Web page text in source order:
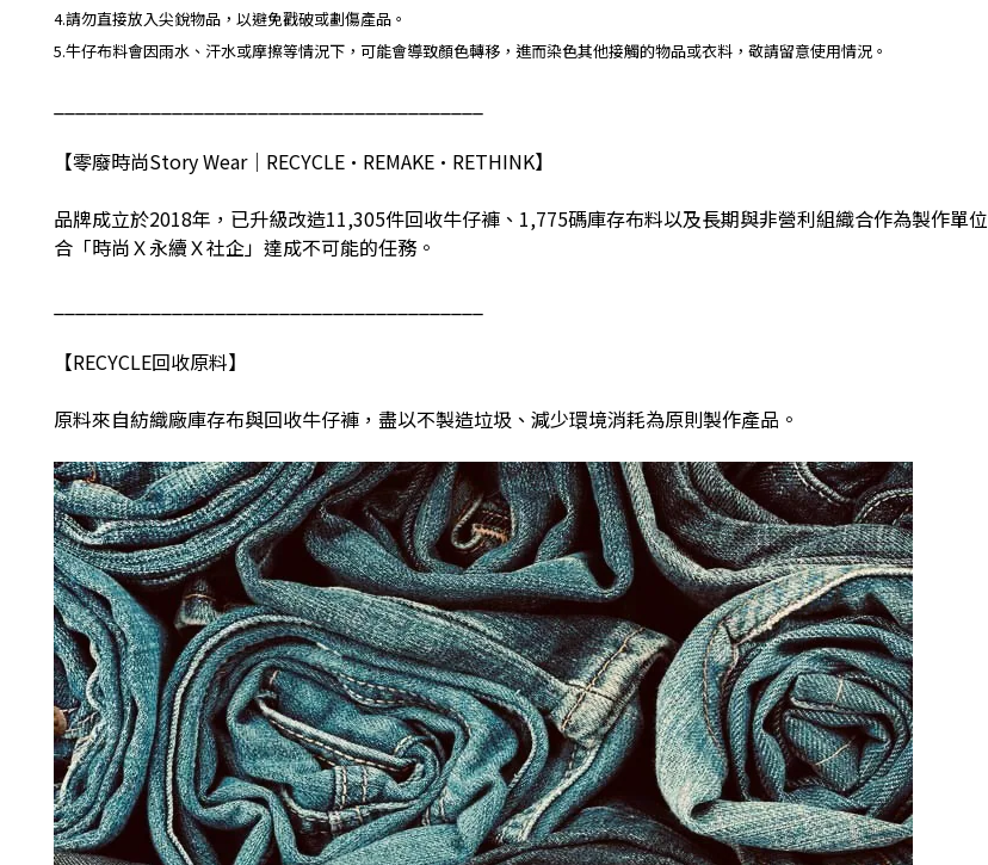
4.請勿直接放入尖銳物品，以避免戳破或劃傷產品。
5.牛仔布料會因雨水、汗水或摩擦等情況下，可能會導致顏色轉移，進而染色其他接觸的物品或衣料，敬請留意使用情況。
【零廢時尚Story Wear｜ RECYCLE•REMAKE•RETHINK】
品牌成立於2018年，已升級改造11,305件回收牛仔褲、 1,775碼庫存布料以及長期與非營利組織合作為製作單位
合「時尚Ｘ永續Ｘ社企」達成不可能的任務。
【RECYCLE回收原料】
原料來自紡織廠庫存布與回收牛仔褲，盡以不製造垃圾、減少環境消耗為原則製作產品。